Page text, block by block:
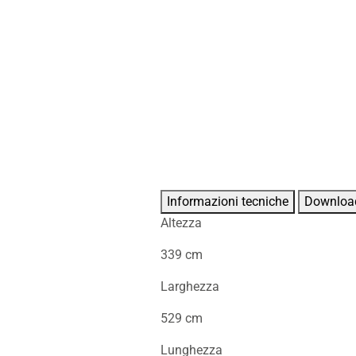
Informazioni tecniche
Altezza
339 cm
Larghezza
529 cm
Lunghezza